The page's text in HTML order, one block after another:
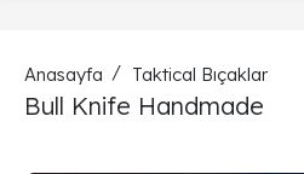
Anasayfa Taktical Bıçaklar
Bull Knife Handmade